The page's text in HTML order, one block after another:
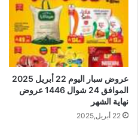
عروض سبار اليوم 22 أبريل 2025
الموافق 24 شوال 1446 عروض
نهاية الشهر
22 أبريل,2025